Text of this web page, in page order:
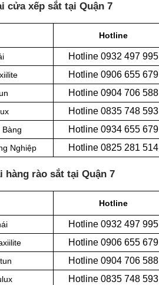
cửa xếp sắt tại Quận 7
Hotline
Hotline 0932 497 995
Hotline 0906 655 679
Hotline 0904 706 588
Hotline 0835 748 593
Hotline 0934 655 679
Nghiệp Hotline 0825 281 514
hàng rào sắt tại Quận 7
Hotline
Hotline 0932 497 995
Hotline 0906 655 679
Hotline 0904 706 588
Hotline 0835 748 593